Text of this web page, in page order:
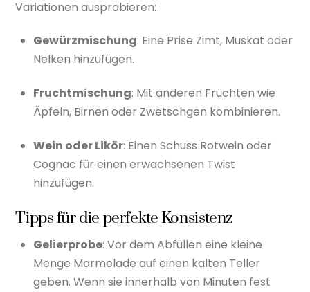
Variationen ausprobieren:
Gewürzmischung: Eine Prise Zimt, Muskat oder
Nelken hinzufügen.
Fruchtmischung: Mit anderen Früchten wie
Äpfeln, Birnen oder Zwetschgen kombinieren.
Wein oder Likör: Einen Schuss Rotwein oder
Cognac für einen erwachsenen Twist
hinzufügen.
Tipps für die perfekte Konsistenz
Gelierprobe: Vor dem Abfüllen eine kleine
Menge Marmelade auf einen kalten Teller
geben. Wenn sie innerhalb von Minuten fest